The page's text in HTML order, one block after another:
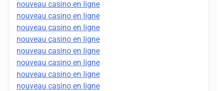
nouveau casino en ligne
nouveau casino en ligne
nouveau casino en ligne
nouveau casino en ligne
nouveau casino en ligne
nouveau casino en ligne
nouveau casino en ligne
nouveau casino en ligne